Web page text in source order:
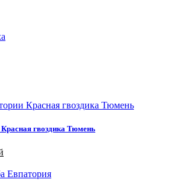
гвоздика Тюмень